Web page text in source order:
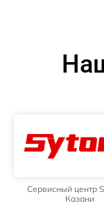
Сервисный центр
Казани